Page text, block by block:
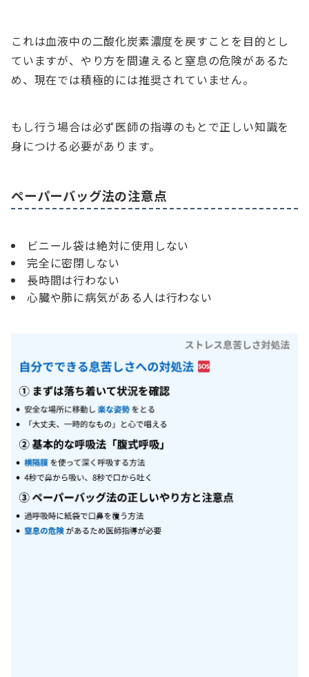
これは血液中の二酸化炭素濃度を戻すことを目的とし
ていますが、やり方を間違えると窒息の危険があるた
め、現在では積極的には推奨されていません。
もし行う場合は必ず医師の指導のもとで正しい知識を
身につける必要があります。
ペーパーバッグ法の注意点
ビニール袋は絶対に使用しない
完全に密閉しない
長時間は行わない
心臓や肺に病気がある人は行わない